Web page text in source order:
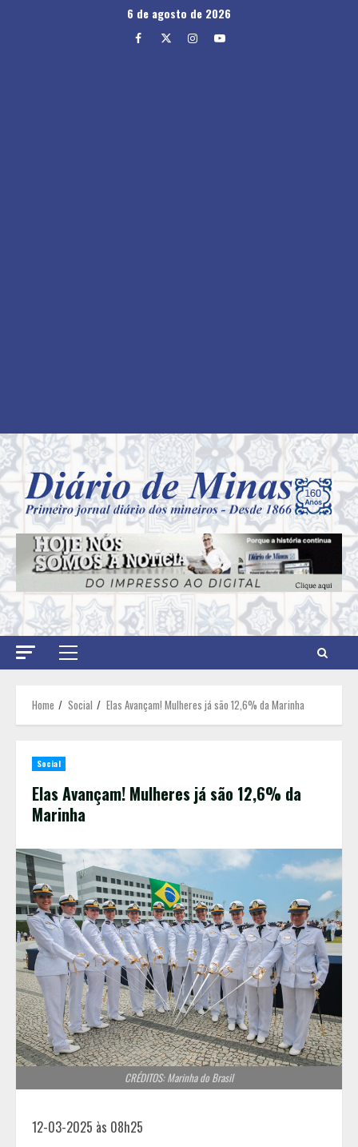
6 de agosto de 2026
Facebook
TwitterInstagram
Youtube
Primary
Home Social Elas Avançam! Mulheres já são 12,6% da Marinha
Social
Elas Avançam! Mulheres já são 12,6% da
Marinha
CRÉDITOS: Marinha do Brasil
12-03-2025 às 08h25